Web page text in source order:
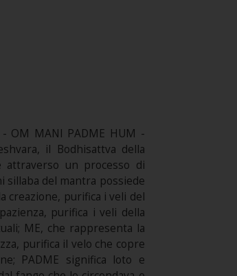
OM MANI PADME HUM -
il Bodhisattva della
attraverso un processo di
sillaba del mantra possiede
creazione, purifica i veli del
purifica i veli della
ME, che rappresenta la
purifica il velo che copre
PADME significa loto e